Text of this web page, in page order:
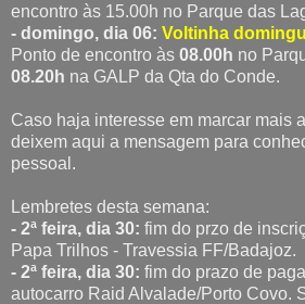
encontro às 15.00h no Parque das
- domingo, dia 06: Voltinha
Ponto de encontro às 08.00h no
08.20h na GALP da Qta do Conde.
Caso haja interesse em marcar mais
deixem aqui a mensagem para
pessoal.
Lembretes desta semana:
- 2ª feira, dia 30: fim do przo de
Papa Trilhos - Travessia FF/Badajoz.
- 2ª feira, dia 30: fim do prazo de
autocarro Raid Alvalade/Porto Covo.